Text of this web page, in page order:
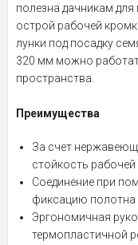
полезна дачникам
острой рабочей
лунки под посадку
320 мм можно
пространства.
Преимущества
За счет
стойкость рабочей
Соединение при
фиксацию полотна
Эргономичная
термопластичной